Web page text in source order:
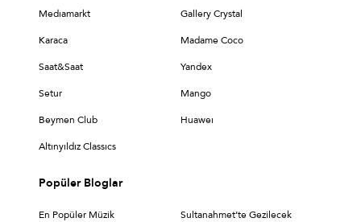
Medıamarkt Gallery Crystal
Karaca Madame Coco
Saat&Saat Yandex
Setur Mango
Beymen Club Huaweı
Altınyıldız Classıcs
Popüler Bloglar
En Popüler Müzik
Sultanahmet’te Gezilecek